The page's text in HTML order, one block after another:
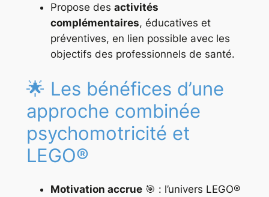
Propose des activités
complémentaires, éducatives et
préventives, en lien possible avec les
objectifs des professionnels de santé.
🌟 Les bénéfices d’une
approche combinée
psychomotricité et
LEGO®
Motivation accrue🎯 : l’univers LEGO®